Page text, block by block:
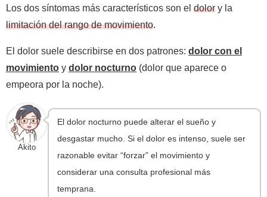
Los dos síntomas más característicos son el dolor y la
limitación del rango de movimiento
El dolor suele describirse en dos patrones: dolor con el
movimiento y dolor nocturno (dolor que aparece o
empeora por la noche).
Akito
El dolor nocturno puede alterar el sueño y
desgastar mucho. Si el dolor es intenso, suele ser
razonable evitar “forzar” el movimiento y
considerar una consulta profesional más
temprana.